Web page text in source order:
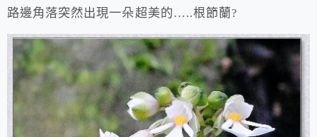
路邊角落突然出現一朵超美的…..根節蘭?